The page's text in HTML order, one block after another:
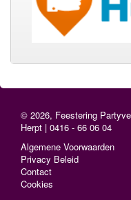
© 2026, Feestering
Herpt | 0416 - 66 06 04
Algemene Voorwaarden
Privacy Beleid
Contact
Cookies